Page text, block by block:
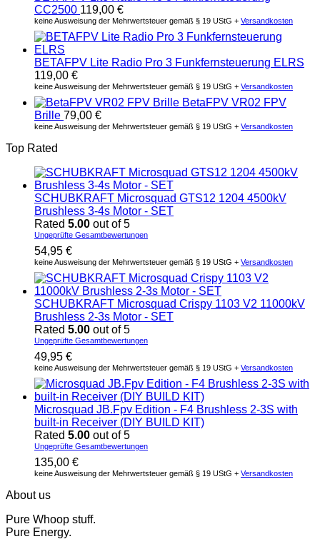
CC2500 119,00 €
keine Ausweisung der Mehrwertsteuer gemäß § 19 UStG + Versandkosten
BETAFPV Lite Radio Pro 3 Funkfernsteuerung ELRS
119,00 €
keine Ausweisung der Mehrwertsteuer gemäß § 19 UStG + Versandkosten
BetaFPV VR02 FPV
Brille 79,00 €
keine Ausweisung der Mehrwertsteuer gemäß § 19 UStG + Versandkosten
Top Rated
SCHUBKRAFT Microsquad GTS12 1204 4500kV
Brushless 3-4s Motor - SET
Rated 5.00 out of 5
Ungeprüfte Gesamtbewertungen
54,95 €
keine Ausweisung der Mehrwertsteuer gemäß § 19 UStG + Versandkosten
SCHUBKRAFT Microsquad Crispy 1103 V2 11000kV
Brushless 2-3s Motor - SET
Rated 5.00 out of 5
Ungeprüfte Gesamtbewertungen
49,95 €
keine Ausweisung der Mehrwertsteuer gemäß § 19 UStG + Versandkosten
Microsquad JB.Fpv Edition - F4 Brushless 2-3S with
built-in Receiver (DIY BUILD KIT)
Rated 5.00 out of 5
Ungeprüfte Gesamtbewertungen
135,00 €
keine Ausweisung der Mehrwertsteuer gemäß § 19 UStG + Versandkosten
About us
Pure Whoop stuff.
Pure Energy.